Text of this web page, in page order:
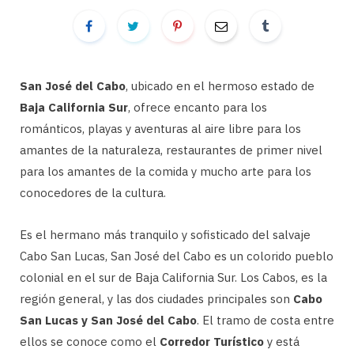
San José del Cabo, ubicado en el hermoso estado de
Baja California Sur, ofrece encanto para los
románticos, playas y aventuras al aire libre para los
amantes de la naturaleza, restaurantes de primer nivel
para los amantes de la comida y mucho arte para los
conocedores de la cultura.
Es el hermano más tranquilo y sofisticado del salvaje
Cabo San Lucas, San José del Cabo es un colorido pueblo
colonial en el sur de Baja California Sur. Los Cabos, es la
región general, y las dos ciudades principales son Cabo
San Lucas y San José del Cabo. El tramo de costa entre
ellos se conoce como el Corredor Turístico y está